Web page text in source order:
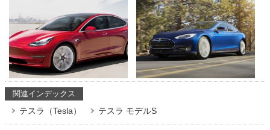
関連インデックス
テスラ（Tesla） テスラ モデルS